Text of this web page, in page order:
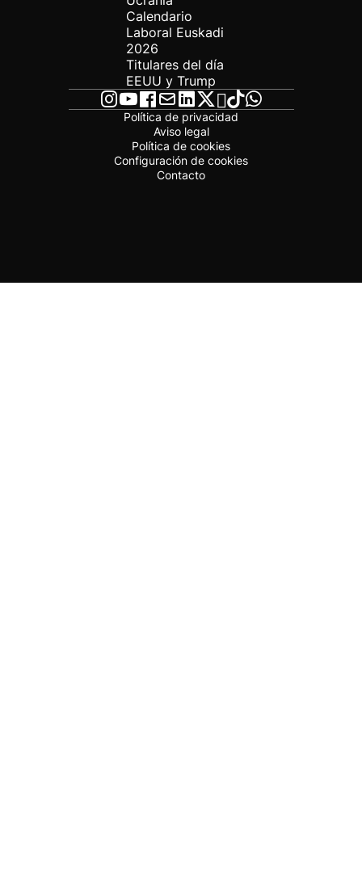
Calendario
Laboral Euskadi
2026
Titulares del día
EEUU y Trump
Política de privacidad
Aviso legal
Política de cookies
Configuración de cookies
Contacto